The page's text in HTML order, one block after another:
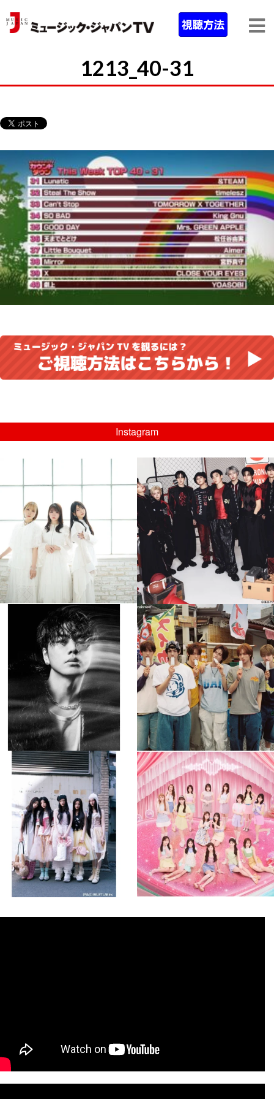
1213_40-31
Instagram
💡8/5(水)特番放送！
...
8月 4
4 0
musicjapantv
💡08/05(水)23:00特番放送！
...
8月 4
4 0
musicjapantv
💡8月特番放送決定！
...
8月 4
110 0
musicjapantv
💡8月特番放送決定！
...
8月 4
5 0
musicjapantv
💡8月特番放送決定！
8月 4
1 0
musicjapantv
💡8月特番放送決定！
...
8月 4
1 0